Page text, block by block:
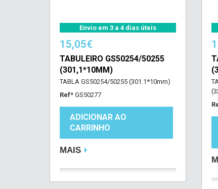
Envio em 3 a 4 dias úteis
15,05€
TABULEIRO GS50254/50255
(301,1*10MM)
TABLA GS50254/50255 (301.1*10mm)
Refª GS50277
ADICIONAR AO
CARRINHO
MAIS